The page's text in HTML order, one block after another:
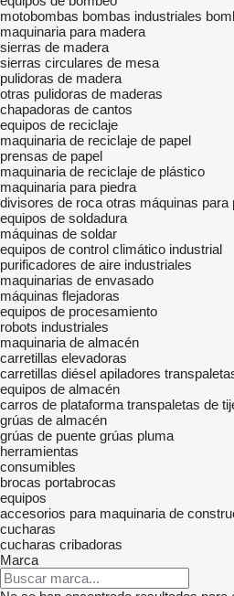
motobombas bombas industriales
maquinaria para madera
sierras de madera
sierras circulares de mesa
pulidoras de madera
otras pulidoras de maderas
chapadoras de cantos
equipos de reciclaje
maquinaria de reciclaje de papel
prensas de papel
maquinaria de reciclaje de plástico
maquinaria para piedra
divisores de roca otras máquinas para
equipos de soldadura
máquinas de soldar
equipos de control climático industrial
purificadores de aire industriales
maquinarias de envasado
máquinas flejadoras
equipos de procesamiento
robots industriales
maquinaria de almacén
carretillas elevadoras
carretillas diésel apiladores
equipos de almacén
carros de plataforma transpaletas de
grúas de almacén
grúas de puente grúas pluma
herramientas
consumibles
brocas portabrocas
equipos
accesorios para maquinaria de
cucharas
cucharas cribadoras
Marca